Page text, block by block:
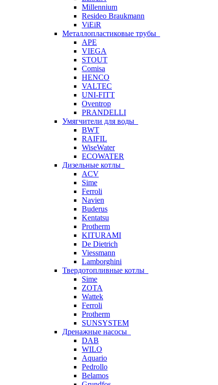
Millennium
Resideo Braukmann
ViEiR
Металлопластиковые трубы
APE
VIEGA
STOUT
Comisa
HENCO
VALTEC
UNI-FITT
Oventrop
PRANDELLI
Умягчители для воды
BWT
RAIFIL
WiseWater
ECOWATER
Дизельные котлы
ACV
Sime
Ferroli
Navien
Buderus
Kentatsu
Protherm
KITURAMI
De Dietrich
Viessmann
Lamborghini
Твердотопливные котлы
Sime
ZOTA
Wattek
Ferroli
Protherm
SUNSYSTEM
Дренажные насосы
DAB
WILO
Aquario
Pedrollo
Belamos